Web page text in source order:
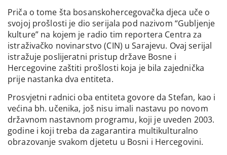
Priča o tome šta bosanskohercegovačka djeca uče o
svojoj prošlosti je dio serijala pod nazivom “Gubljenje
kulture” na kojem je radio tim reportera Centra za
istraživačko novinarstvo (CIN) u Sarajevu. Ovaj serijal
istražuje poslijeratni pristup države Bosne i
Hercegovine zaštiti prošlosti koja je bila zajednička
prije nastanka dva entiteta.
Prosvjetni radnici oba entiteta govore da Stefan, kao i
većina bh. učenika, još nisu imali nastavu po novom
državnom nastavnom programu, koji je uveden 2003.
godine i koji treba da zagarantira multikulturalno
obrazovanje svakom djetetu u Bosni i Hercegovini.